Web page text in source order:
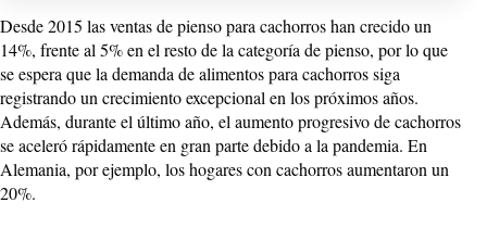
Desde 2015 las ventas de pienso para cachorros han crecido un
14%, frente al 5% en el resto de la categoría de pienso, por lo que
se espera que la demanda de alimentos para cachorros siga
registrando un crecimiento excepcional en los próximos años.
Además, durante el último año, el aumento progresivo de cachorros
se aceleró rápidamente en gran parte debido a la pandemia. En
Alemania, por ejemplo, los hogares con cachorros aumentaron un
20%.